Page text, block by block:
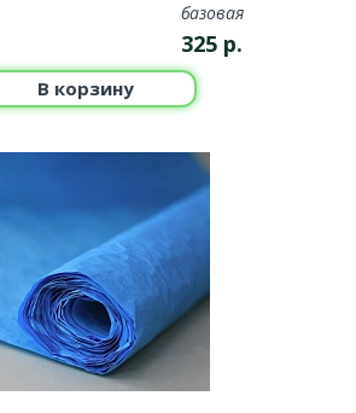
базовая
325 р.
В корзину